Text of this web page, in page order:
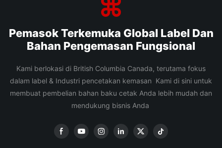
Pemasok Terkemuka Global Label Dan
Bahan Pengemasan Fungsional
Kami berlokasi di British Columbia Canada, terutama fokus
dalam label & Industri pencetakan kemasan Kami di sini untuk
membuat pembelian bahan baku cetak Anda lebih mudah dan
mendukung bisnis Anda